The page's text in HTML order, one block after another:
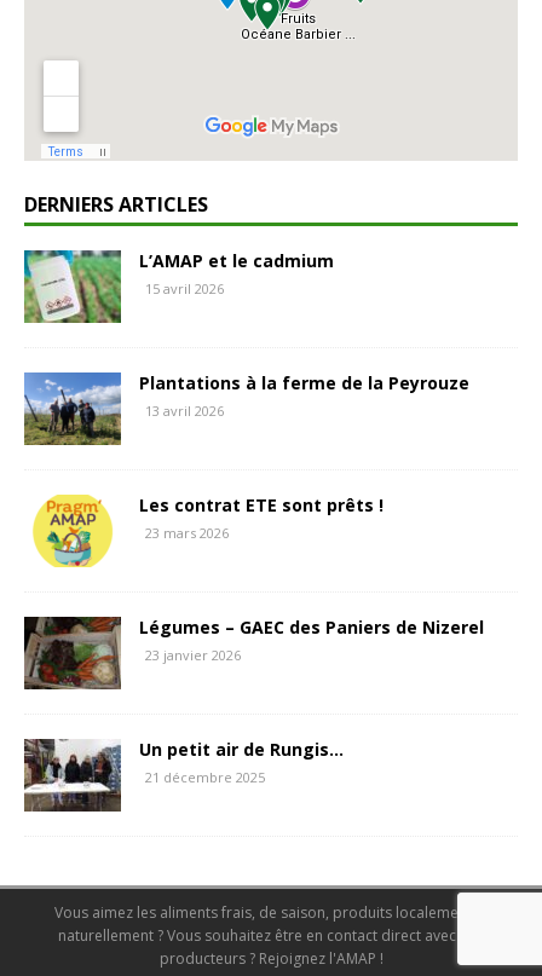
DERNIERS ARTICLES
L’AMAP et le cadmium
15 avril 2026
Plantations à la ferme de la Peyrouze
13 avril 2026
Les contrat ETE sont prêts !
23 mars 2026
Légumes – GAEC des Paniers de Nizerel
23 janvier 2026
Un petit air de Rungis…
21 décembre 2025
Vous aimez les aliments frais, de saison, produits localement et
naturellement ? Vous souhaitez être en contact direct avec des
producteurs ? Rejoignez l'AMAP !